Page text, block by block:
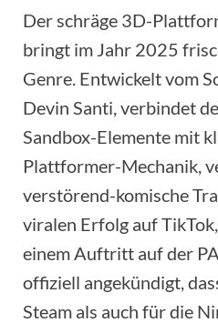
Der schräge 3D-
bringt im Jahr 2025
Genre. Entwickelt vom
Devin Santi, verbindet
Sandbox-Elemente mit
Plattformer-Mechanik,
verstörend-komische
viralen Erfolg auf
einem Auftritt auf der
offiziell angekündigt,
Steam als auch für die